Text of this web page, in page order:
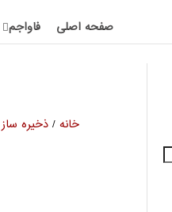
صفحه اصلی فاواجم
خانه/ ذخیره ساز hp